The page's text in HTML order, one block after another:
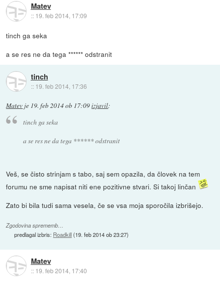
Matev
:: 19. feb 2014, 17:09
tinch ga seka
a se res ne da tega ****** odstranit
tinch
:: 19. feb 2014, 17:36
Matev je 19. feb 2014 ob 17:09izjavil:
tinch ga seka
a se res ne da tega ****** odstranit
Veš, se čisto strinjam s tabo, saj sem opazila, da človek na tem
forumu ne sme napisat niti ene pozitivne stvari. Si takoj linčan
Zato bi bila tudi sama vesela, če se vsa moja sporočila izbrišejo.
Zgodovina sprememb…
predlagal izbris: Roadkill(19. feb 2014 ob 23:27)
Matev
:: 19. feb 2014, 17:40